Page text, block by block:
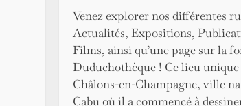
Venez explorer nos différentes
Actualités, Expositions,
Films, ainsi qu’une page sur la
Duduchothèque ! Ce lieu unique
Châlons-en-Champagne, ville
Cabu où il a commencé à